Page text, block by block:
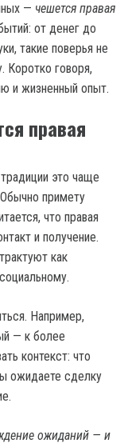
— чешется правая
от денег до
такие поверья не
Коротко говоря,
и жизненный опыт.
правая
это чаще
примету
что правая
и получение.
как
Например,
— к более
контекст: что
ожидаете сделку
ожиданий — и